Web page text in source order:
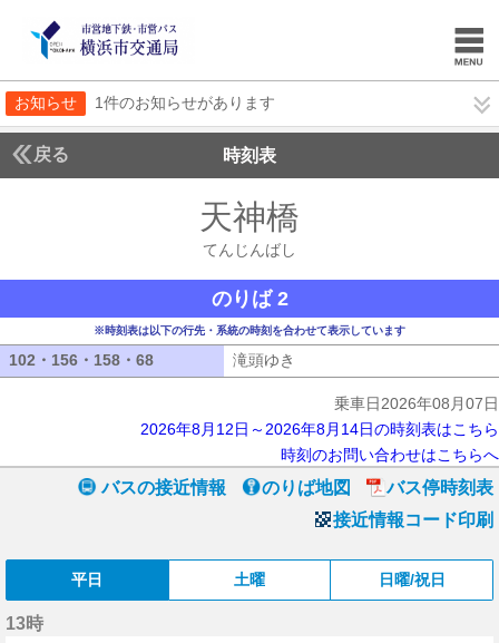
お知らせ 1件のお知らせがあります
戻る 時刻表
天神橋
てんじんばし
のりば 2
※時刻表は以下の行先・系統の時刻を合わせて表示しています
102・156・158・68 102・156・158・68
滝頭ゆき
乗車日2026年08月07日
2026年8月12日～2026年8月14日の時刻表はこちら
時刻のお問い合わせはこちらへ
バスの接近情報 のりば地図
バス停時刻表
接近情報コード印刷
平日 土曜 日曜/祝日
13時